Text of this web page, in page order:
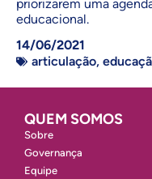
priorizarem uma
educacional.
14/06/2021
articulação,
QUEM SOMOS
Sobre
Governança
Equipe